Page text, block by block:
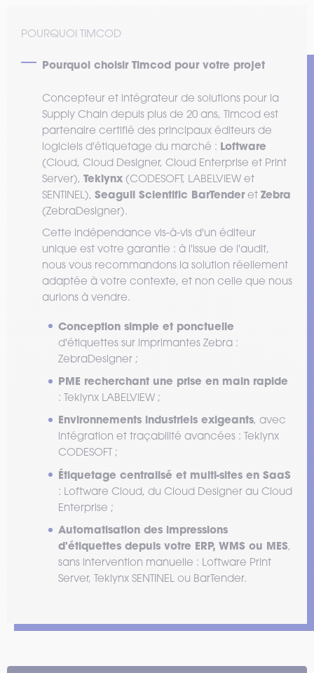
POURQUOI TIMCOD
Pourquoi choisir Timcod pour votre projet
Concepteur et intégrateur de solutions pour la
Supply Chain depuis plus de 20 ans, Timcod est
partenaire certifié des principaux éditeurs de
logiciels d'étiquetage du marché : Loftware
(Cloud, Cloud Designer, Cloud Enterprise et Print
Server), Teklynx (CODESOFT, LABELVIEW et
SENTINEL), Seagull Scientific BarTenderet Zebra
(ZebraDesigner).
Cette indépendance vis-à-vis d'un éditeur
unique est votre garantie : à l'issue de l'audit,
nous vous recommandons la solution réellement
adaptée à votre contexte, et non celle que nous
aurions à vendre.
Conception simple et ponctuelle
d'étiquettes sur imprimantes Zebra :
ZebraDesigner ;
PME recherchant une prise en main rapide
: Teklynx LABELVIEW ;
Environnements industriels exigeants, avec
intégration et traçabilité avancées : Teklynx
CODESOFT ;
Étiquetage centralisé et multi-sites en SaaS
: Loftware Cloud, du Cloud Designer au Cloud
Enterprise ;
Automatisation des impressions
d'étiquettes depuis votre ERP, WMS ou MES,
sans intervention manuelle : Loftware Print
Server, Teklynx SENTINEL ou BarTender.